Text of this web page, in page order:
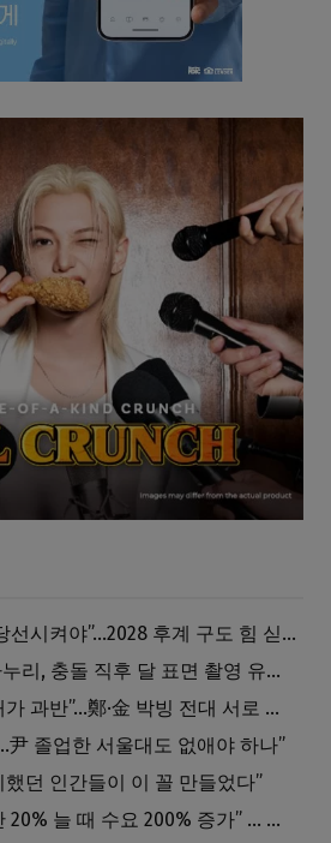
트럼프 “결국 밴스 당선시켜야”…2028 후계 구도 힘 싣나
팰컨9 달에 ‘쾅’ … 다누리, 충돌 직후 달 표면 촬영 유일 탐사선
“게임 끝났다” vs “내가 과반”…鄭·金 박빙 전대 서로 우위 주장
尹 졸업한 서울대도 없애야 하나”
던 인간들이 이 꼴 만들었다”
머스크 “메모리 생산 20% 늘 때 수요 200% 증가” … 반도체 매출 1조달러 눈 앞